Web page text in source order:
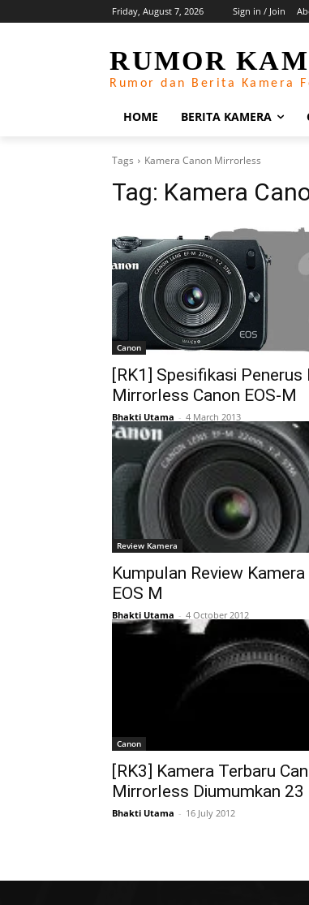
Friday, August 7, 2026 Sign in / Join
RUMOR
Rumor dan Berita Kamera
HOME BERITA KAMERA
Tags Kamera Canon Mirrorless
Tag: Kamera
Canon
[RK1] Spesifikasi Penerus
Mirrorless Canon EOS-M
Bhakti Utama - 4 March 2013
Review Kamera
Kumpulan Review Kamera
EOS M
Bhakti Utama - 4 October 2012
Canon
[RK3] Kamera Terbaru
Mirrorless Diumumkan 23
Bhakti Utama - 16 July 2012